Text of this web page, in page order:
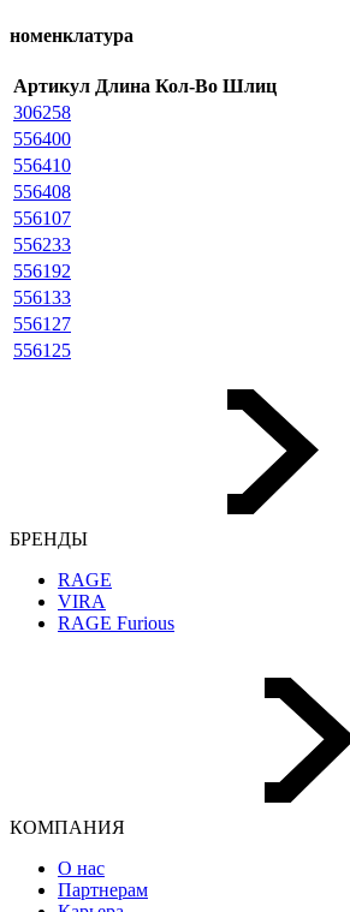
номенклатура
Артикул Длина Кол-Во Шлиц
306258
556400
556410
556408
556107
556233
556192
556133
556127
556125
БРЕНДЫ
RAGE
VIRA
RAGE Furious
КОМПАНИЯ
О нас
Партнерам